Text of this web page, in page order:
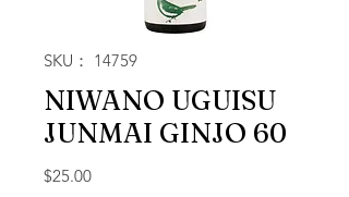
SKU： 14759
NIWANO UGUISU
JUNMAI GINJO 60
$25.00価格